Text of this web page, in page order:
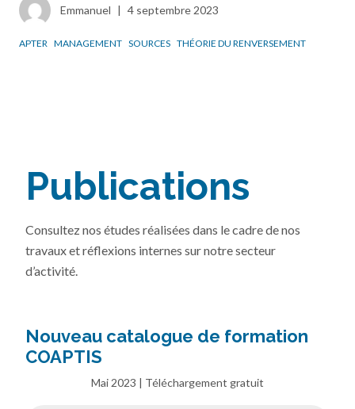
Emmanuel | 4 septembre 2023
APTER MANAGEMENT SOURCES THÉORIE DU RENVERSEMENT
Publications
Consultez nos études réalisées dans le cadre de nos
travaux et réflexions internes sur notre secteur
d’activité.
Nouveau catalogue de formation
COAPTIS
Mai 2023 | Téléchargement gratuit